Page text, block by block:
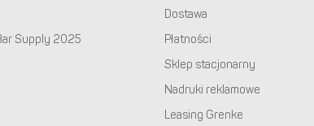
Supply 2025
Dostawa
Płatności
Sklep stacjonarny
Nadruki reklamowe
Leasing Grenke